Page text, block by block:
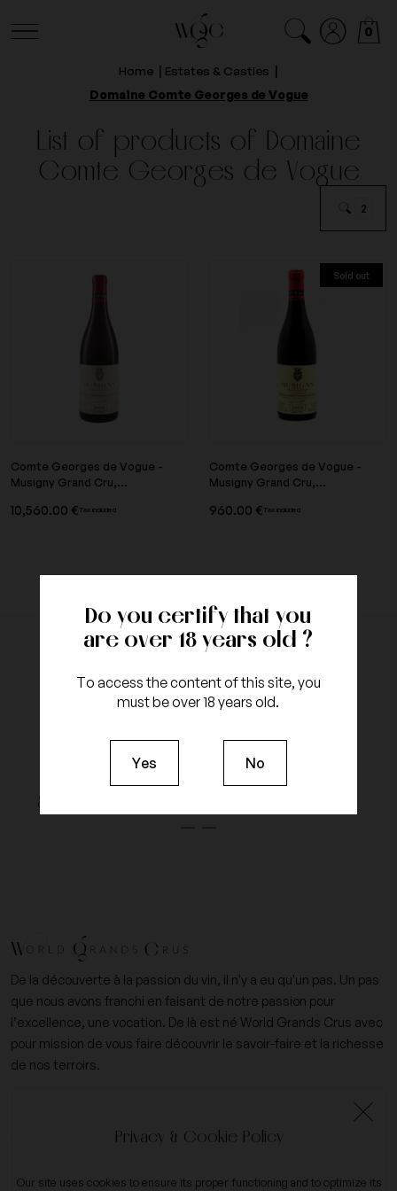
Do you certify that you
are over 18 years old ?
To access the content of this site, you
must be over 18 years old.
Yes No
0
Home
Estates & Castles
Domaine Comte Georges de Vogue
List of products of Domaine
Comte Georges de Vogue
2
Comte Georges de Vogue -
Musigny Grand Cru,...
10,560.00 € Tax included
Sold out
Comte Georges de Vogue -
Musigny Grand Cru,...
960.00 € Tax included
guaranteed quality
De la découverte à la passion du vin, il n'y a eu qu'un pas. Un pas
que nous avons franchi en faisant de notre passion pour
l’excellence, une vocation. De là est né World Grands Crus avec
pour mission de vous faire découvrir le savoir-faire et la richesse
de nos terroirs.
contact@worldgrandscrus.com
Privacy & Cookie Policy
Our site uses cookies to ensure its proper functioning and to optimize its